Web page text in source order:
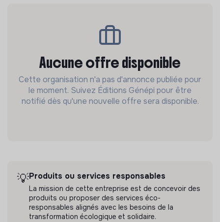
Aucune offre disponible
Cette organisation n'a pas d'annonce publiée pour
le moment. Suivez Éditions Génépi pour être
notifié dès qu'une nouvelle offre sera disponible.
💡Produits ou services responsables
La mission de cette entreprise est de concevoir des
produits ou proposer des services éco-
responsables alignés avec les besoins de la
transformation écologique et solidaire.